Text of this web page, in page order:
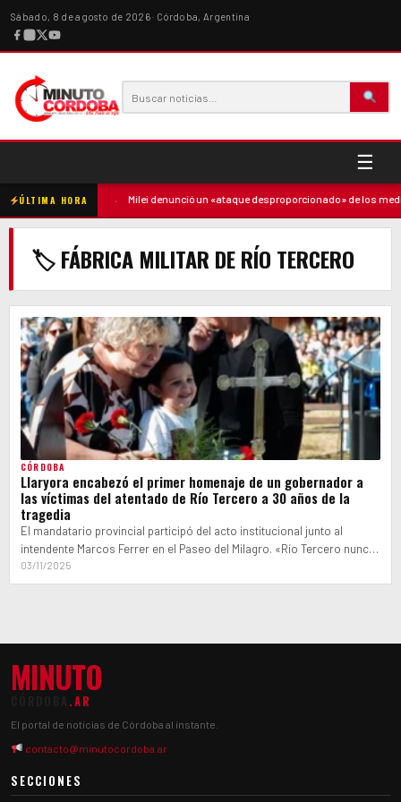
Sábado, 8 de agosto de 2026 · Córdoba, Argentina
☰
ÚLTIMA HORA
contra la madre Milei denunció un «ataque desproporcionado» de los
🏷 FÁBRICA MILITAR DE RÍO TERCERO
CÓRDOBA
Llaryora encabezó el primer homenaje de un gobernador a
las víctimas del atentado de Río Tercero a 30 años de la
tragedia
El mandatario provincial participó del acto institucional junto al
intendente Marcos Ferrer en el Paseo del Milagro. «Río Tercero nunca
bajó los…
03/11/2025
MINUTO
.AR
El portal de noticias de Córdoba al instante.
contacto@minutocordoba.ar
SECCIONES